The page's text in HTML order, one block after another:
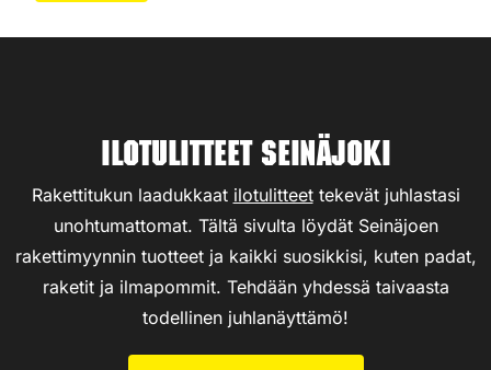
Ilotulitteet Seinäjoki
Rakettitukun laadukkaat ilotulitteettekevät juhlastasi
unohtumattomat. Tältä sivulta löydät Seinäjoen
rakettimyynnin tuotteet ja kaikki suosikkisi, kuten padat,
raketit ja ilmapommit. Tehdään yhdessä taivaasta
todellinen juhlanäyttämö!